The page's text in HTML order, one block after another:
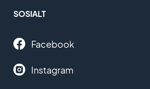
SOSIALT
Facebook
Instagram